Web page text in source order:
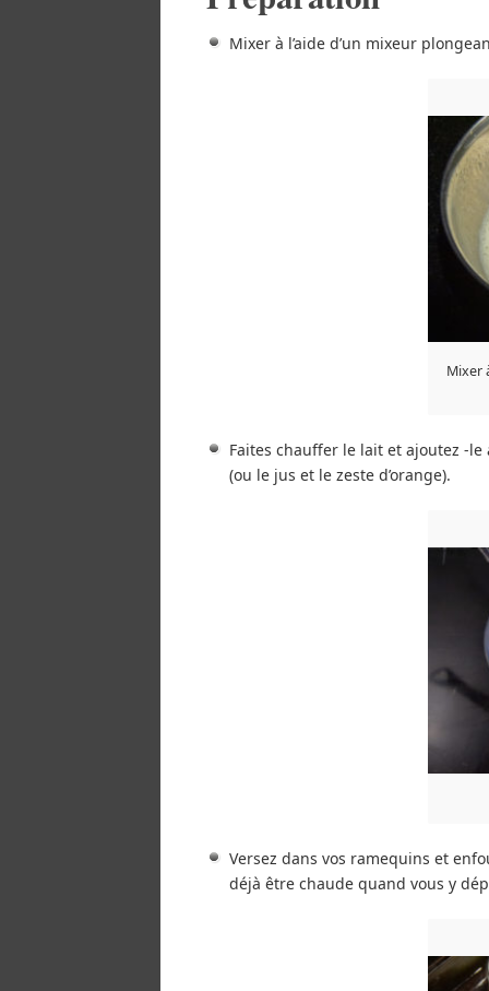
Mixer à l’aide d’un mixeur
Mixer
Faites chauffer le lait et ajoutez -
(ou le jus et le zeste d’orange).
Versez dans vos ramequins et
déjà être chaude quand vous y